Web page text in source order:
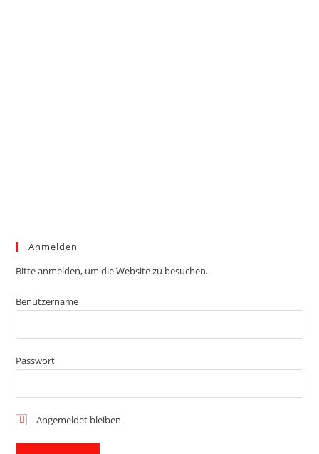
Anmelden
Bitte anmelden, um die Website zu besuchen.
Benutzername
Passwort
Angemeldet bleiben